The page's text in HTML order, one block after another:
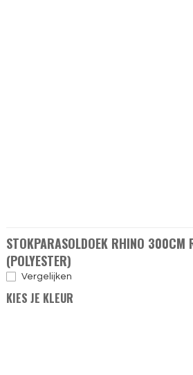
STOKPARASOLDOEK RHINO 300CM
(POLYESTER)
Vergelijken
KIES JE KLEUR